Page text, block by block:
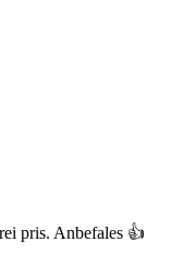
pris. Anbefales 👍